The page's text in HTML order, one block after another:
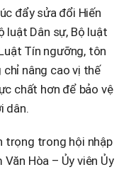
đẩy sửa đổi Hiến
luật Dân sự, Bộ luật
Tín ngưỡng, tôn
chỉ nâng cao vị thế
chất hơn để bảo vệ
dân.
trọng trong hội nhập
Hòa – Ủy viên Ủy